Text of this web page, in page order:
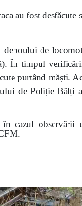
au fost desfăcute
de
În timpul
purtând măști.
de Poliție
cazul observării